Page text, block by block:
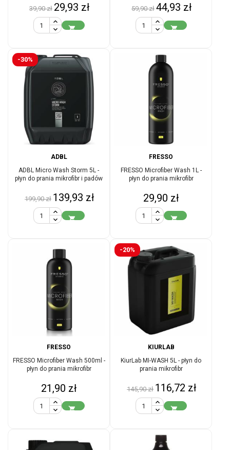
Cena
podstawowa
39,90 zł Cena
29,93 zł

Cena
podstawowa
59,90 zł Cena
44,93 zł

-30%
ADBL
ADBL Micro Wash Storm 5L -
płyn do prania mikrofibr i padów
Cena
podstawowa
199,90 zł Cena
139,93 zł

FRESSO
FRESSO Microfiber Wash 1L -
płyn do prania mikrofibr
Cena
29,90 zł

FRESSO
FRESSO Microfiber Wash 500ml -
płyn do prania mikrofibr
Cena
21,90 zł

-20%
KIURLAB
KiurLab MI-WASH 5L - płyn do
prania mikrofibr
Cena
podstawowa
145,90 zł Cena
116,72 zł
